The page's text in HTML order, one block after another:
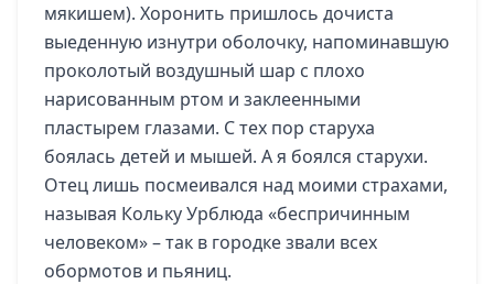
мякишем). Хоронить пришлось дочиста
выеденную изнутри оболочку, напоминавшую
проколотый воздушный шар с плохо
нарисованным ртом и заклеенными
пластырем глазами. С тех пор старуха
боялась детей и мышей. А я боялся старухи.
Отец лишь посмеивался над моими страхами,
называя Кольку Урблюда «беспричинным
человеком» – так в городке звали всех
обормотов и пьяниц.